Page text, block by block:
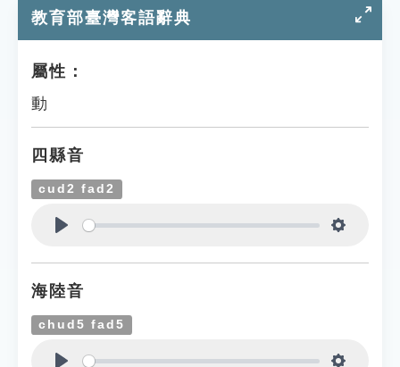
教育部臺灣客語辭典
屬性：
動
四縣音
cud2 fad2
海陸音
chud5 fad5